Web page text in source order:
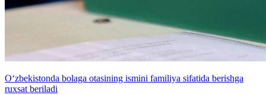
O‘zbekistonda bolaga otasining ismini familiya sifatida berishga
ruxsat beriladi